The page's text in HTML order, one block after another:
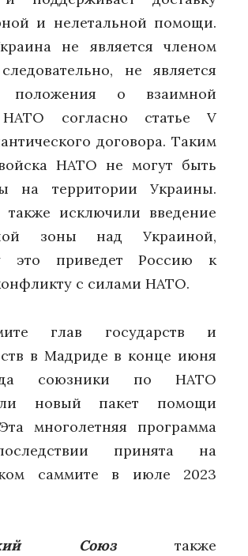
и нелетальной помощи.
не является членом
не является
положения о взаимной
согласно статье V
договора. Таким
НАТО не могут быть
на территории Украины.
исключили введение
зоны над Украиной,
это приведет Россию к
с силами НАТО.
глав государств и
в Мадриде в конце июня
союзники по НАТО
новый пакет помощи
многолетняя программа
принята на
саммите в июле 2023
Союзтакже